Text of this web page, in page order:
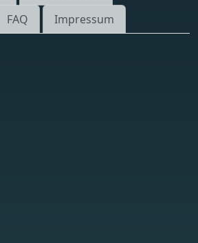
FAQ Impressum